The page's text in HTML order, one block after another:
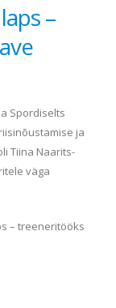
–
Spordiselts
ja
Tiina Naarits-
väga
– treeneritööks